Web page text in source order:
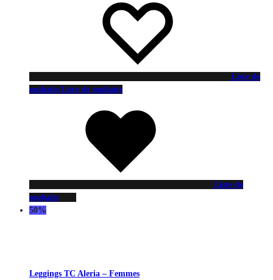
Liste de
souhaits Liste de souhaits
Liste de
souhaits
50%
Leggings TC Aleria – Femmes